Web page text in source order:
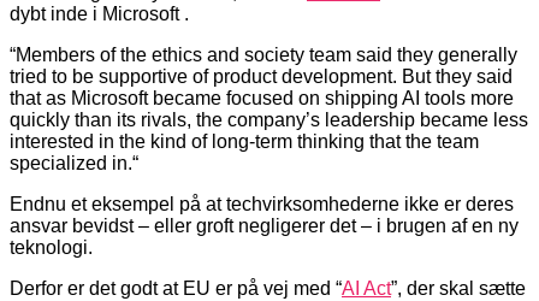
dybt inde i Microsoft .
“Members of the ethics and society team said they generally
tried to be supportive of product development. But they said
that as Microsoft became focused on shipping AI tools more
quickly than its rivals, the company’s leadership became less
interested in the kind of long-term thinking that the team
specialized in.“
Endnu et eksempel på at techvirksomhederne ikke er deres
ansvar bevidst – eller groft negligerer det – i brugen af en ny
teknologi.
Derfor er det godt at EU er på vej med “AI Act”, der skal sætte